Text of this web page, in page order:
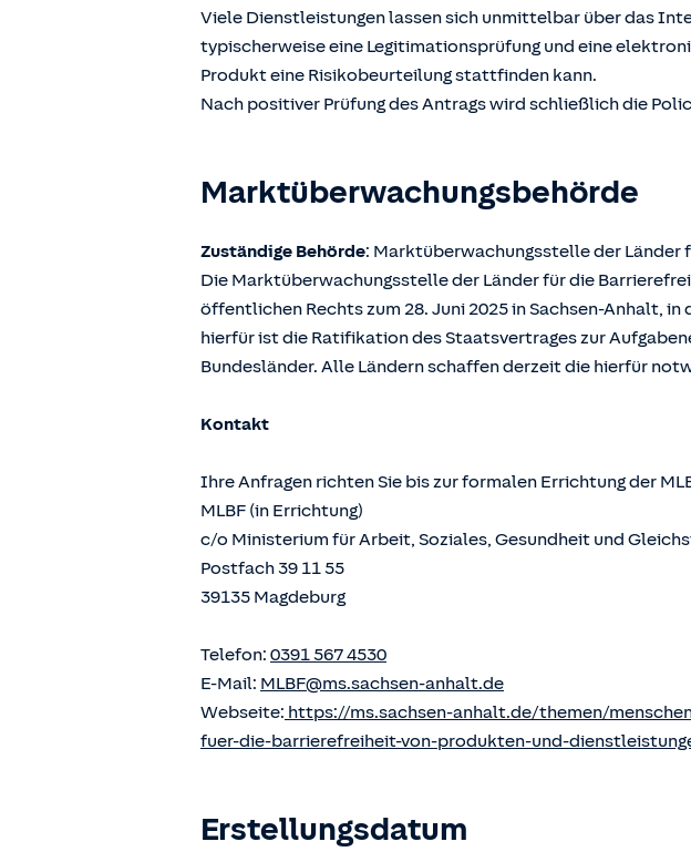
Viele Dienstleistungen lassen sich unmittelbar über das
typischerweise eine Legitimationsprüfung und eine
Produkt eine Risikobeurteilung stattfinden kann.
Nach positiver Prüfung des Antrags wird schließlich die
Marktüberwachungsbehörde
Zuständige Behörde: Marktüberwachungsstelle der
Die Marktüberwachungsstelle der Länder für die
öffentlichen Rechts zum 28. Juni 2025 in Sachsen-Anhalt,
hierfür ist die Ratifikation des Staatsvertrages zur
Bundesländer. Alle Ländern schaffen derzeit die hierfür
Kontakt
Ihre Anfragen richten Sie bis zur formalen Errichtung der
MLBF (in Errichtung)
c/o Ministerium für Arbeit, Soziales, Gesundheit und
Postfach 39 11 55
39135 Magdeburg
Telefon: 0391 567 4530
E-Mail: MLBF@ms.sachsen-anhalt.de
Webseite: https://ms.sachsen-anhalt.de/themen/
fuer-die-barrierefreiheit-von-produkten-und-
Erstellungsdatum